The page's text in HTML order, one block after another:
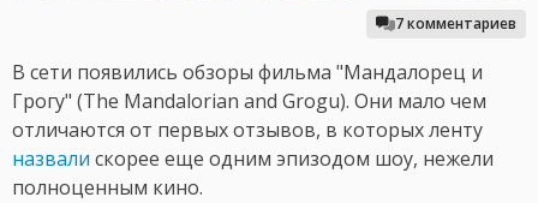
7 комментариев
В сети появились обзоры фильма "Мандалорец и
Грогу" (The Mandalorian and Grogu). Они мало чем
отличаются от первых отзывов, в которых ленту
назвали скорее еще одним эпизодом шоу, нежели
полноценным кино.